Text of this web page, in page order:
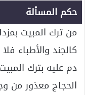
حكم المسألة
من ترك المبيت
كالجند والأطباء
دم عليه بترك
الحجاج معذور من